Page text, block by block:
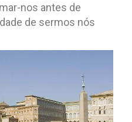
nos antes de
de sermos nós